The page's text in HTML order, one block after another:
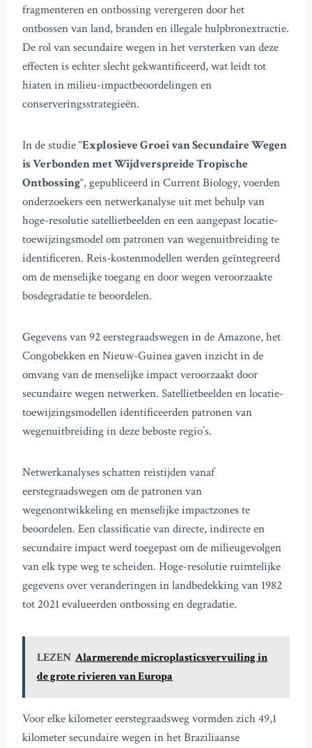
fragmenteren en ontbossing verergeren door het
ontbossen van land, branden en illegale hulpbronextractie.
De rol van secundaire wegen in het versterken van deze
effecten is echter slecht gekwantificeerd, wat leidt tot
hiaten in milieu-impactbeoordelingen en
conserveringsstrategieën.
In de studie “Explosieve Groei van Secundaire Wegen
is Verbonden met Wijdverspreide Tropische
Ontbossing“, gepubliceerd in Current Biology, voerden
onderzoekers een netwerkanalyse uit met behulp van
hoge-resolutie satellietbeelden en een aangepast locatie-
toewijzingsmodel om patronen van wegenuitbreiding te
identificeren. Reis-kostenmodellen werden geïntegreerd
om de menselijke toegang en door wegen veroorzaakte
bosdegradatie te beoordelen.
Gegevens van 92 eerstegraadswegen in de Amazone, het
Congobekken en Nieuw-Guinea gaven inzicht in de
omvang van de menselijke impact veroorzaakt door
secundaire wegen netwerken. Satellietbeelden en locatie-
toewijzingsmodellen identificeerden patronen van
wegenuitbreiding in deze beboste regio’s.
Netwerkanalyses schatten reistijden vanaf
eerstegraadswegen om de patronen van
wegenontwikkeling en menselijke impactzones te
beoordelen. Een classificatie van directe, indirecte en
secundaire impact werd toegepast om de milieugevolgen
van elk type weg te scheiden. Hoge-resolutie ruimtelijke
gegevens over veranderingen in landbedekking van 1982
tot 2021 evalueerden ontbossing en degradatie.
LEZEN Alarmerende microplasticsvervuiling in
de grote rivieren van Europa
Voor elke kilometer eerstegraadsweg vormden zich 49,1
kilometer secundaire wegen in het Braziliaanse